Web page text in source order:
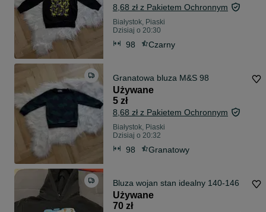
8,68 zł z Pakietem Ochronnym
Białystok, Piaski
Dzisiaj o 20:30
98 Czarny
Granatowa bluza M&S 98
Używane
5 zł
8,68 zł z Pakietem Ochronnym
Białystok, Piaski
Dzisiaj o 20:32
98 Granatowy
Bluza wojan stan idealny 140-146
Używane
70 zł